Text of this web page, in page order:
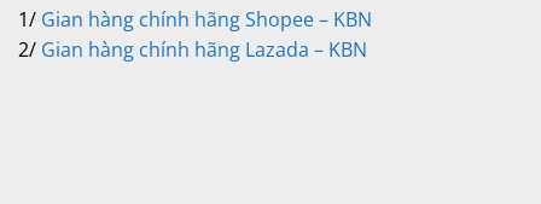
1/ Gian hàng chính hãng Shopee – KBN
2/ Gian hàng chính hãng Lazada – KBN